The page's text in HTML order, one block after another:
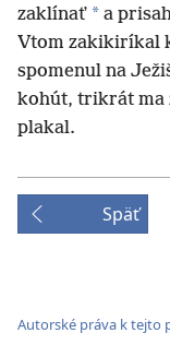
zaklínať * a
Vtom zakikiríkal
spomenul na
kohút, trikrát ma
plakal.
Späť
Autorské práva k tejto